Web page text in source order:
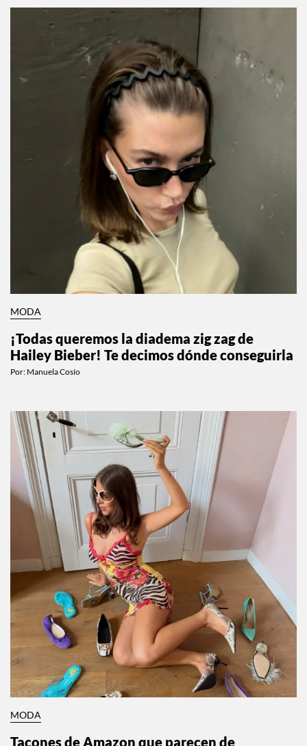
MODA
¡Todas queremos la diadema zig zag de
Hailey Bieber! Te decimos dónde conseguirla
Por: Manuela Cosío
MODA
Tacones de Amazon que parecen de